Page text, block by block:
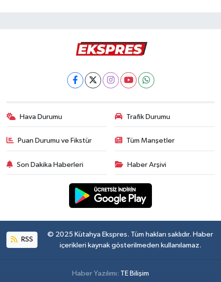
Hava Durumu Trafik Durumu
Puan Durumu ve Fikstür Tüm Manşetler
Son Dakika Haberleri Haber Arşivi
RSS
© 2025 Kütahya Ekspres. Tüm hakları saklıdır. Haber
içerikleri kaynak gösterilmeden kullanılamaz.
Haber Yazılımı: TE Bilişim